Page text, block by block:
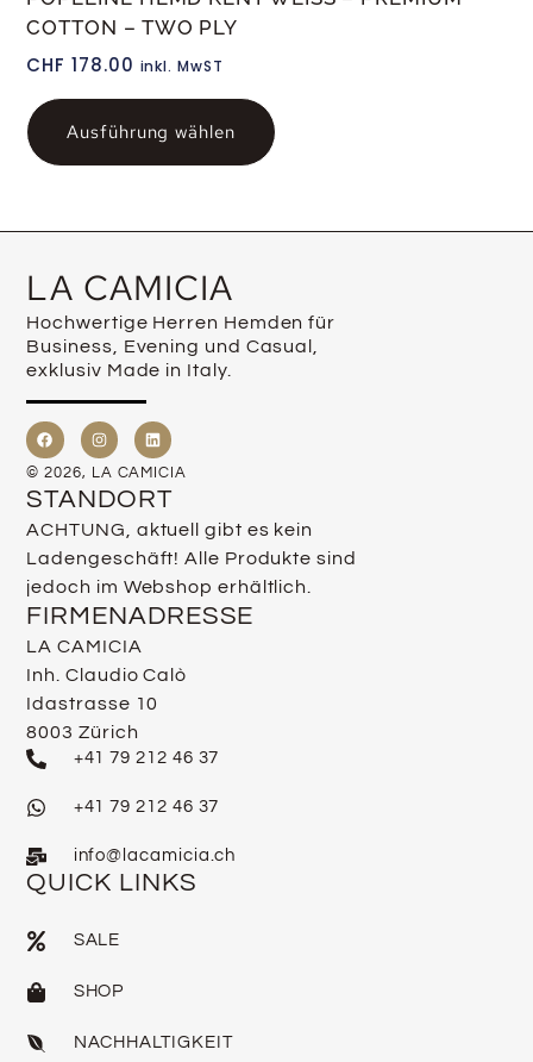
COTTON – TWO PLY
CHF 178.00 inkl. MwST
Ausführung wählen
LA CAMICIA
Hochwertige Herren Hemden für
Business, Evening und Casual,
exklusiv Made in Italy.
© 2026, LA CAMICIA
STANDORT
ACHTUNG, aktuell gibt es kein
Ladengeschäft! Alle Produkte sind
jedoch im Webshop erhältlich.
FIRMENADRESSE
LA CAMICIA
Inh. Claudio Calò
Idastrasse 10
8003 Zürich
+41 79 212 46 37
+41 79 212 46 37
info@lacamicia.ch
QUICK LINKS
SALE
SHOP
NACHHALTIGKEIT